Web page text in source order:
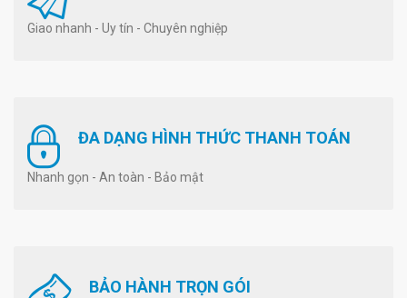
Giao nhanh - Uy tín - Chuyên nghiệp
ĐA DẠNG HÌNH THỨC THANH TOÁN
Nhanh gọn - An toàn - Bảo mật
BẢO HÀNH TRỌN GÓI